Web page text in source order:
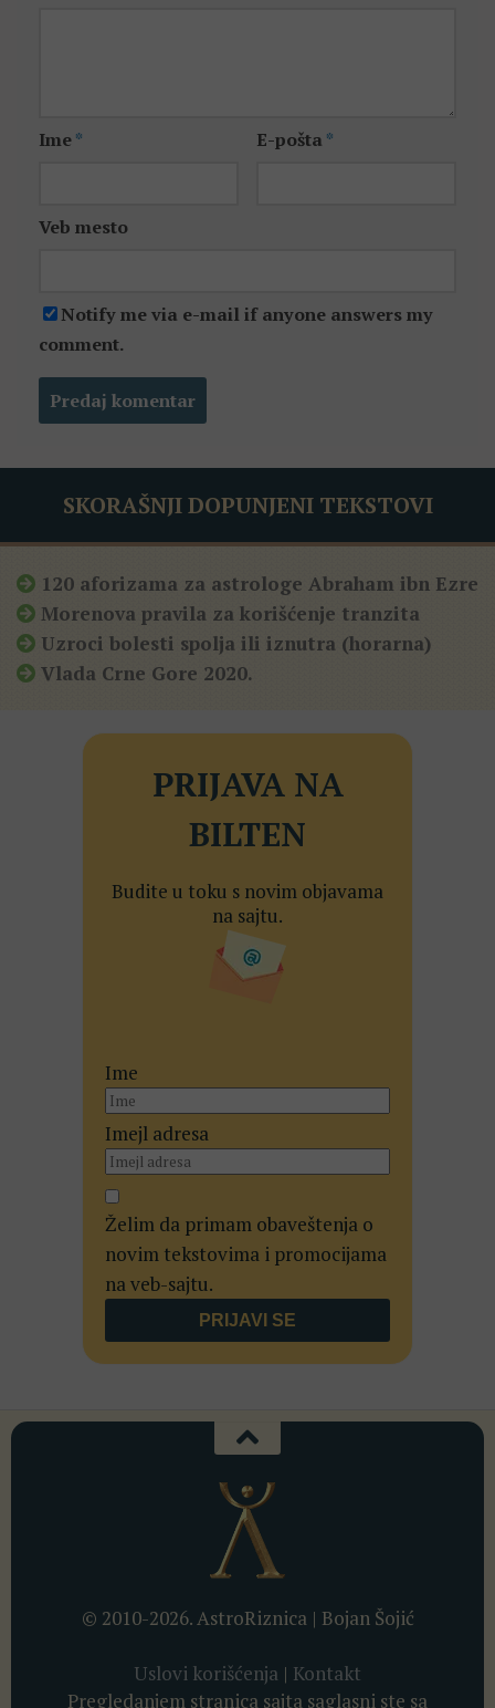
Ime* E-pošta *
Veb mesto
Notify me via e-mail if anyone answers my
comment.
SKORAŠNJI DOPUNJENI TEKSTOVI
120 aforizama za astrologe Abraham ibn Ezre
Morenova pravila za korišćenje tranzita
Uzroci bolesti spolja ili iznutra (horarna)
Vlada Crne Gore 2020.
PRIJAVA NA
BILTEN
Budite u toku s novim objavama
na sajtu.
Ime
Imejl adresa
Želim da primam obaveštenja o
novim tekstovima i promocijama
na veb-sajtu.
© 2010-2026. AstroRiznica | Bojan Šojić
Uslovi korišćenja | Kontakt
Pregledanjem stranica sajta saglasni ste sa